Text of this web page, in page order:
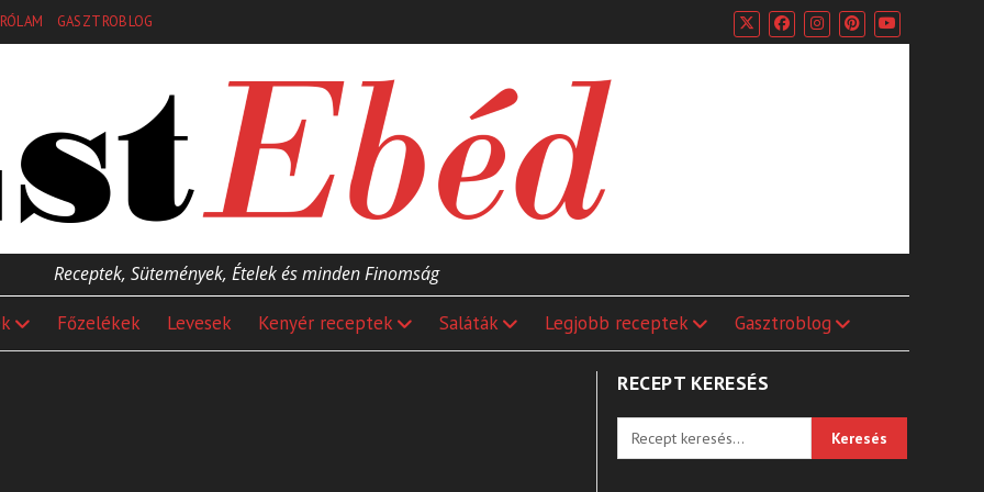
RÓLAM GASZTROBLOG
Receptek, Sütemények, Ételek és minden Finomság
Főzelékek Levesek Kenyér receptek Saláták Legjobb receptek Gasztroblog
RECEPT KERESÉS